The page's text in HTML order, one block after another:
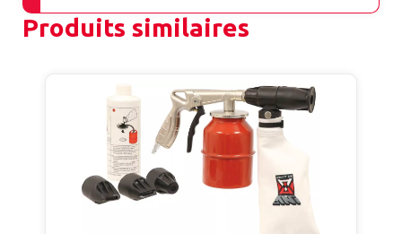
Produits similaires